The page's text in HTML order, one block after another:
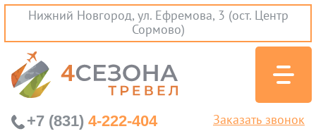
Нижний Новгород, ул. Ефремова, 3 (ост. Центр
Сормово)
+7 (831) 4-222-404 Заказать звонок